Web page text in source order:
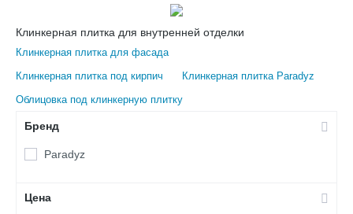
Клинкерная плитка для внутренней отделки
Клинкерная плитка для фасада
Клинкерная плитка под кирпич
Клинкерная плитка Paradyz
Облицовка под клинкерную плитку
Бренд
Paradyz
Цена